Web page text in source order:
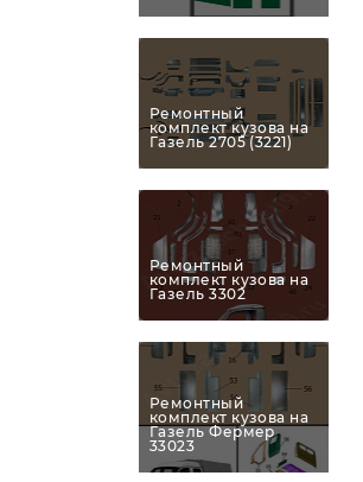
Ремонтный
комплект кузова на
Газель 2705 (3221)
Ремонтный
комплект кузова на
Газель 3302
Ремонтный
комплект кузова на
Газель Фермер
33023